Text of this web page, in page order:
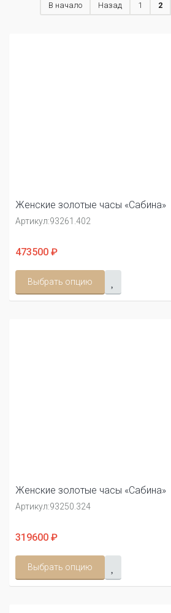
В начало Назад 1 2
Женские золотые часы «Сабина»
Артикул:93261.402
473500 ₽
Выбрать опцию
Женские золотые часы «Сабина»
Артикул:93250.324
319600 ₽
Выбрать опцию